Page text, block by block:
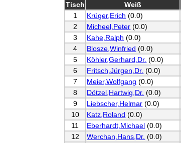
Tisch
Weiß
1
Krüger,Erich (0.0)
2
Micheel,Peter (0.0)
3
Kahe,Ralph (0.0)
4
Blosze,Winfried (0.0)
5
Köhler,Gerhard,Dr. (0.0)
6
Fritsch,Jürgen,Dr. (0.0)
7
Meier,Wolfgang (0.0)
8
Dötzel,Hartwig,Dr. (0.0)
9
Liebscher,Helmar (0.0)
10
Katz,Roland (0.0)
11
Eberhardt,Michael (0.0)
12
Werchan,Hans,Dr. (0.0)